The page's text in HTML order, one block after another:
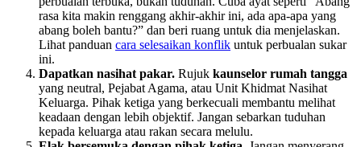
rasa kita makin renggang akhir-akhir ini, ada apa-apa yang
abang boleh bantu?” dan beri ruang untuk dia menjelaskan.
Lihat panduan cara selesaikan konflik untuk perbualan sukar
ini.
Dapatkan nasihat pakar. Rujuk kaunselor rumah tangga
yang neutral, Pejabat Agama, atau Unit Khidmat Nasihat
Keluarga. Pihak ketiga yang berkecuali membantu melihat
keadaan dengan lebih objektif. Jangan sebarkan tuduhan
kepada keluarga atau rakan secara melulu.